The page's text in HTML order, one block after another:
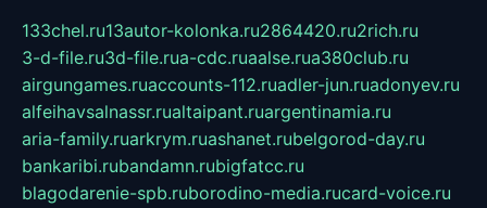
133chel.ru13autor-kolonka.ru2864420.ru2rich.ru
3-d-file.ru3d-file.rua-cdc.ruaalse.rua380club.ru
airgungames.ruaccounts-112.ruadler-jun.ruadonyev.ru
alfeihavsalnassr.rualtaipant.ruargentinamia.ru
aria-family.ruarkrym.ruashanet.rubelgorod-day.ru
bankaribi.rubandamn.rubigfatcc.ru
blagodarenie-spb.ruborodino-media.rucard-voice.ru